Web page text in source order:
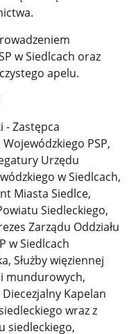
w Siedlcach oraz
apelu.
- Zastępca
PSP,
Urzędu
w Siedlcach,
Miasta Siedlce,
Siedleckiego,
Zarządu Oddziału
w Siedlcach
Służby więziennej
mundurowych,
Kapelan
wraz z
siedleckiego,